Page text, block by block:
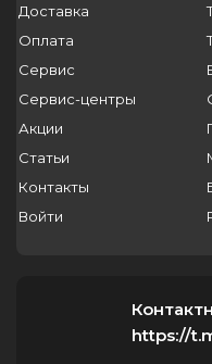
Доставка
Оплата
Сервис
Сервис-центры
Акции
Статьи
Контакты
Войти
https://